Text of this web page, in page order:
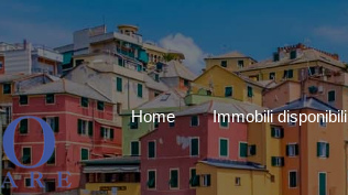
Home Immobili disponibili